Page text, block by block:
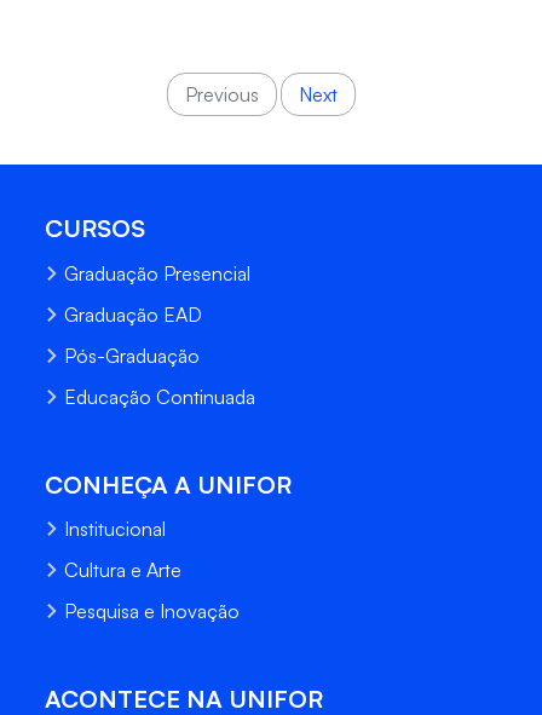
Previous Next
CURSOS
Graduação Presencial
Graduação EAD
Pós-Graduação
Educação Continuada
CONHEÇA A UNIFOR
Institucional
Cultura e Arte
Pesquisa e Inovação
ACONTECE NA UNIFOR